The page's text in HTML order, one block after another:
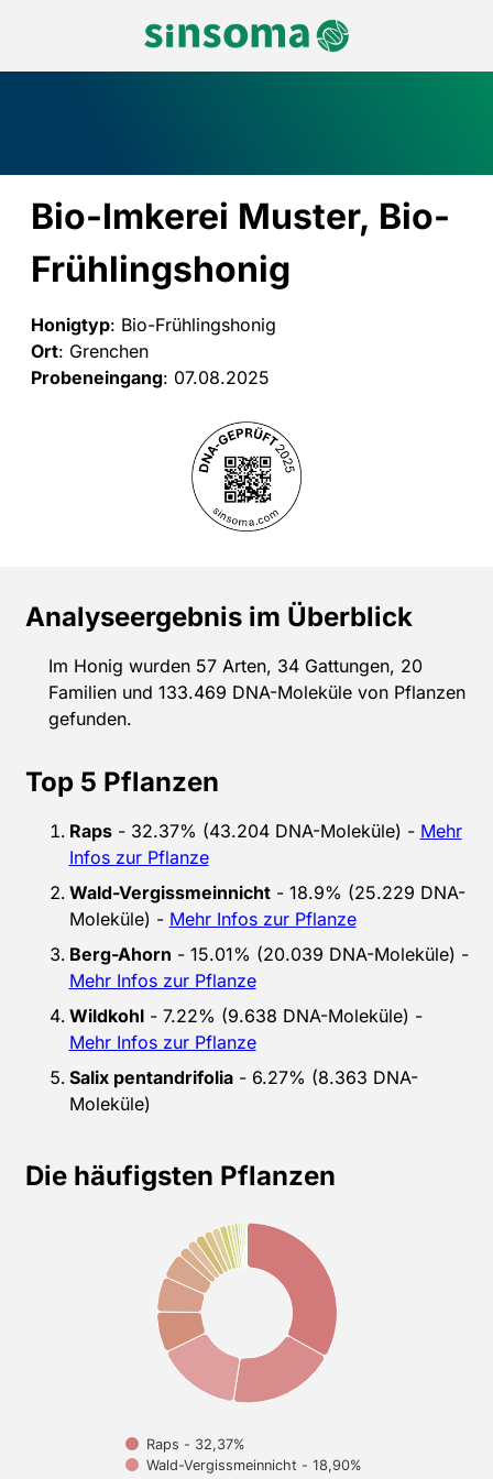
Bio-Imkerei Muster, Bio-
Frühlingshonig
Honigtyp: Bio-Frühlingshonig
Ort: Grenchen
Probeneingang: 07.08.2025
Analyseergebnis im Überblick
Im Honig wurden 57 Arten, 34 Gattungen, 20
Familien und 133.469 DNA-Moleküle von Pflanzen
gefunden.
Top 5 Pflanzen
Raps- 32.37% (43.204 DNA-Moleküle) - Mehr
Infos zur Pflanze
Wald-Vergissmeinnicht- 18.9% (25.229 DNA-
Moleküle) - Mehr Infos zur Pflanze
Berg-Ahorn - 15.01% (20.039 DNA-Moleküle) -
Mehr Infos zur Pflanze
Wildkohl- 7.22% (9.638 DNA-Moleküle) -
Mehr Infos zur Pflanze
Salix pentandrifolia- 6.27% (8.363 DNA-
Moleküle)
Die häufigsten Pflanzen
Raps - 32,37%
Wald-Vergissmeinnicht - 18,90%